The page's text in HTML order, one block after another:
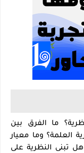
ما الفرق بين
العلمة؟ وما معيار
تبنى النظرية على